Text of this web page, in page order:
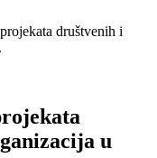
društvenih i
u